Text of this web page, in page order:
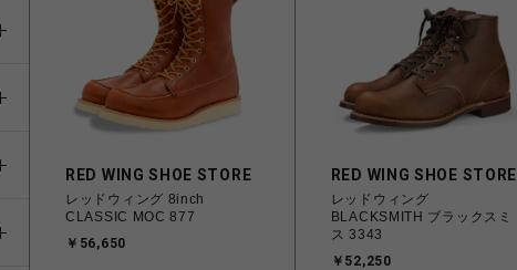
RED WING SHOE STORE
レッドウィング 8inch
CLASSIC MOC 877
￥56,650
RED WING SHOE STORE
レッドウィング
BLACKSMITH ブラックスミ
ス 3343
￥52,250